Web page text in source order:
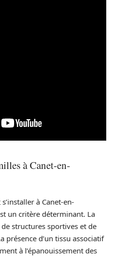
à Canet-en-
à Canet-en-
un critère déterminant. La
structures sportives et de
présence d’un tissu associatif
à l’épanouissement des